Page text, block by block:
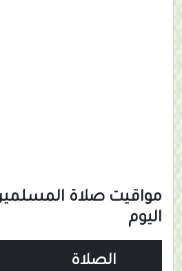
مواقيت صلاة
اليوم
الصلاة